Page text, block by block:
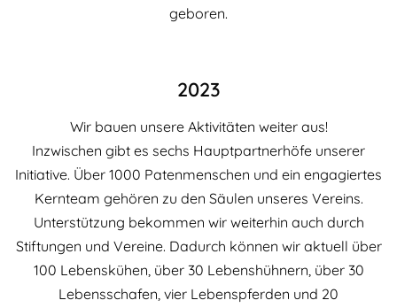
geboren.
2023
Wir bauen unsere Aktivitäten weiter aus!
Inzwischen gibt es sechs Hauptpartnerhöfe unserer
Initiative. Über 1000 Patenmenschen und ein engagiertes
Kernteam gehören zu den Säulen unseres Vereins.
Unterstützung bekommen wir weiterhin auch durch
Stiftungen und Vereine. Dadurch können wir aktuell über
100 Lebenskühen, über 30 Lebenshühnern, über 30
Lebensschafen, vier Lebenspferden und 20